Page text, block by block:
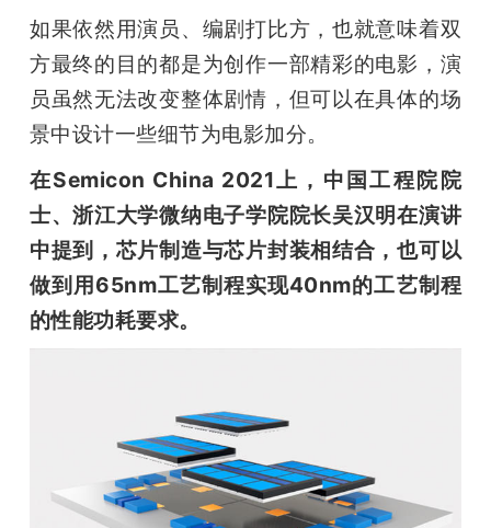
如果依然用演员、编剧打比方，也就意味着双
方最终的目的都是为创作一部精彩的电影，演
员虽然无法改变整体剧情，但可以在具体的场
景中设计一些细节为电影加分。
在Semicon China 2021上，中国工程院院
士、浙江大学微纳电子学院院长吴汉明在演讲
中提到，芯片制造与芯片封装相结合，也可以
做到用65nm工艺制程实现40nm的工艺制程
的性能功耗要求。